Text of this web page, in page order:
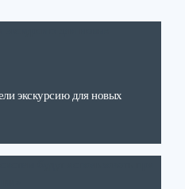
экскурсию для новых